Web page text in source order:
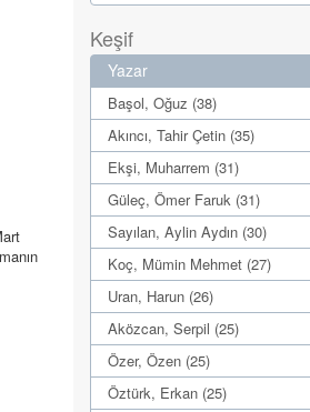
Keşif
Yazar
Başol, Oğuz (38)
Akıncı, Tahir Çetin (35)
Ekşi, Muharrem (31)
Güleç, Ömer Faruk (31)
Sayılan, Aylin Aydın (30)
Koç, Mümin Mehmet (27)
Uran, Harun (26)
Aközcan, Serpil (25)
Özer, Özen (25)
Öztürk, Erkan (25)